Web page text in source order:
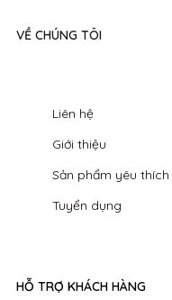
VỀ CHÚNG TÔI
Liên hệ
Giới thiệu
Sản phẩm yêu thích
Tuyển dụng
HỖ TRỢ KHÁCH HÀNG